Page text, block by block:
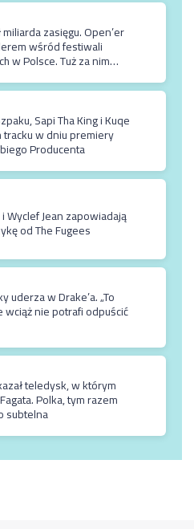
zasięgu. Open’er
wśród festiwali
w Polsce. Tuż za nim
Sapi Tha King i Kuqe
w dniu premiery
Producenta
Wyclef Jean zapowiadają
od The Fugees
uderza w Drake’a. „To
wciąż nie potrafi odpuścić
teledysk, w którym
Polka, tym razem
subtelna